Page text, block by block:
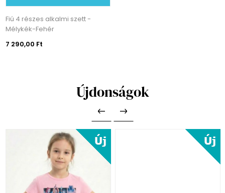
Fiú 4 részes alkalmi szett -
Mélykék-Fehér
7 290,00 Ft
Újdonságok